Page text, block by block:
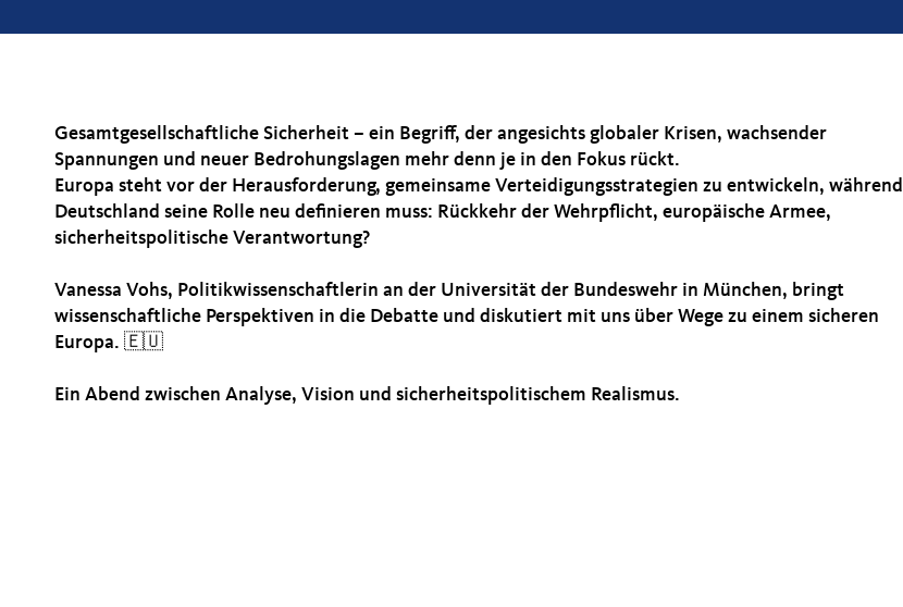
Gesamtgesellschaftliche Sicherheit – ein Begriff, der angesichts globaler Krisen, wachsender
Spannungen und neuer Bedrohungslagen mehr denn je in den Fokus rückt.
Europa steht vor der Herausforderung, gemeinsame Verteidigungsstrategien zu entwickeln, während
Deutschland seine Rolle neu definieren muss: Rückkehr der Wehrpflicht, europäische Armee,
sicherheitspolitische Verantwortung?
Vanessa Vohs, Politikwissenschaftlerin an der Universität der Bundeswehr in München, bringt
wissenschaftliche Perspektiven in die Debatte und diskutiert mit uns über Wege zu einem sicheren
Europa. 🇪🇺
Ein Abend zwischen Analyse, Vision und sicherheitspolitischem Realismus.